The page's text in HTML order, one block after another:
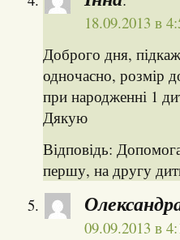
18.09.2013 в
Доброго дня,
одночасно, розмір
при народженні 1
Дякую
Відповідь:
першу, на другу
09.09.2013 в